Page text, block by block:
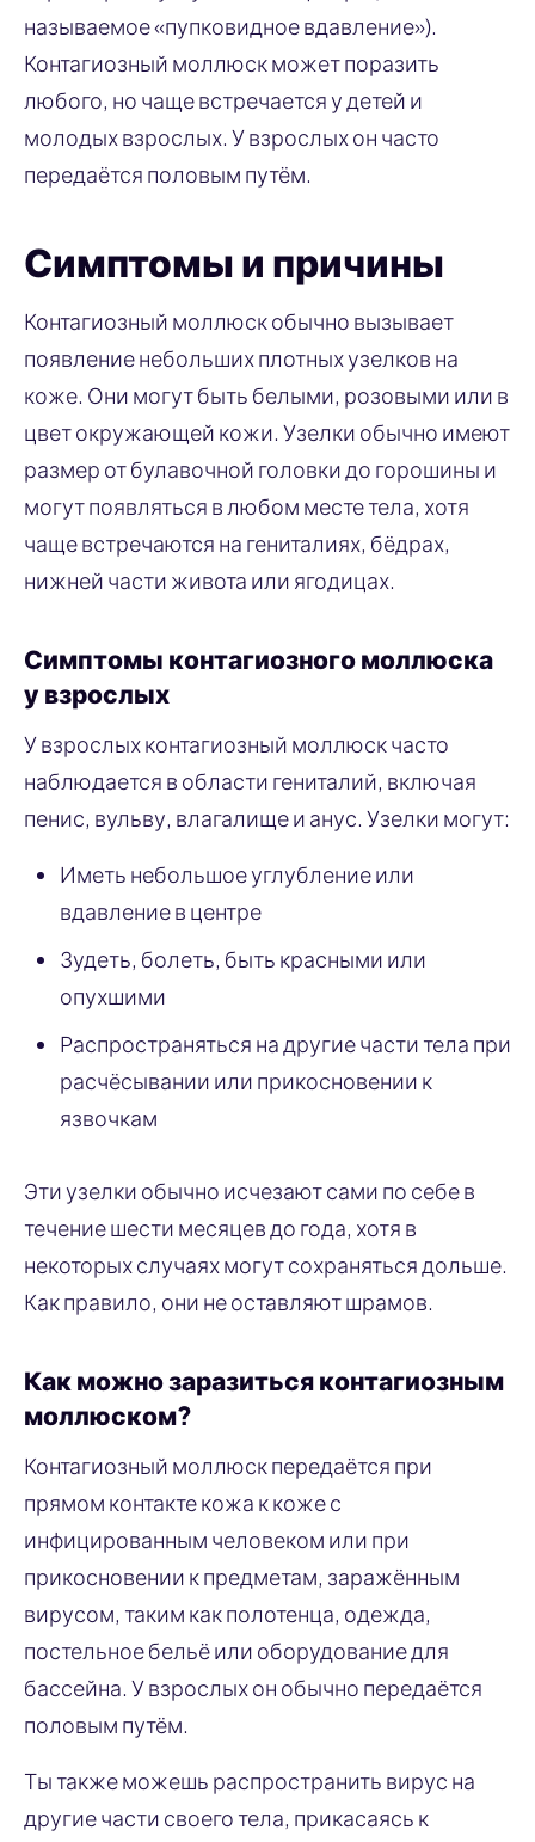
называемое «пупковидное вдавление»).
Контагиозный моллюск может поразить
любого, но чаще встречается у детей и
молодых взрослых. У взрослых он часто
передаётся половым путём.
Симптомы и причины
Контагиозный моллюск обычно вызывает
появление небольших плотных узелков на
коже. Они могут быть белыми, розовыми или в
цвет окружающей кожи. Узелки обычно имеют
размер от булавочной головки до горошины и
могут появляться в любом месте тела, хотя
чаще встречаются на гениталиях, бёдрах,
нижней части живота или ягодицах.
Симптомы контагиозного моллюска
у взрослых
У взрослых контагиозный моллюск часто
наблюдается в области гениталий, включая
пенис, вульву, влагалище и анус. Узелки могут:
Иметь небольшое углубление или
вдавление в центре
Зудеть, болеть, быть красными или
опухшими
Распространяться на другие части тела при
расчёсывании или прикосновении к
язвочкам
Эти узелки обычно исчезают сами по себе в
течение шести месяцев до года, хотя в
некоторых случаях могут сохраняться дольше.
Как правило, они не оставляют шрамов.
Как можно заразиться контагиозным
моллюском?
Контагиозный моллюск передаётся при
прямом контакте кожа к коже с
инфицированным человеком или при
прикосновении к предметам, заражённым
вирусом, таким как полотенца, одежда,
постельное бельё или оборудование для
бассейна. У взрослых он обычно передаётся
половым путём.
Ты также можешь распространить вирус на
другие части своего тела, прикасаясь к